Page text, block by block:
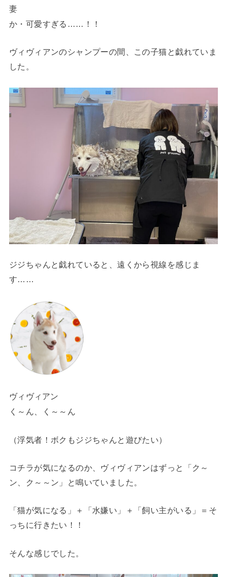
妻
か・可愛すぎる……！！
ヴィヴィアンのシャンプーの間、この子猫と戯れていま
した。
ジジちゃんと戯れていると、遠くから視線を感じま
す……
ヴィヴィアン
く～ん、く～ ～ ん
（浮気者！ボクもジジちゃんと遊びたい）
コチラが気になるのか、ヴィヴィアンはずっと「ク～
ン、ク～～ン」と鳴いていました。
「猫が気になる」＋「水嫌い」＋「飼い主がいる」＝ そ
っちに行きたい！！
そんな感じでした。